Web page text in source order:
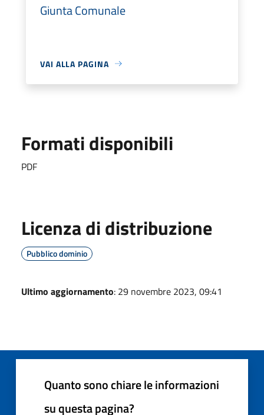
Giunta Comunale
VAI ALLA PAGINA
Formati disponibili
PDF
Licenza di distribuzione
Pubblico dominio
Ultimo aggiornamento: 29 novembre 2023, 09:41
Quanto sono chiare le informazioni
su questa pagina?